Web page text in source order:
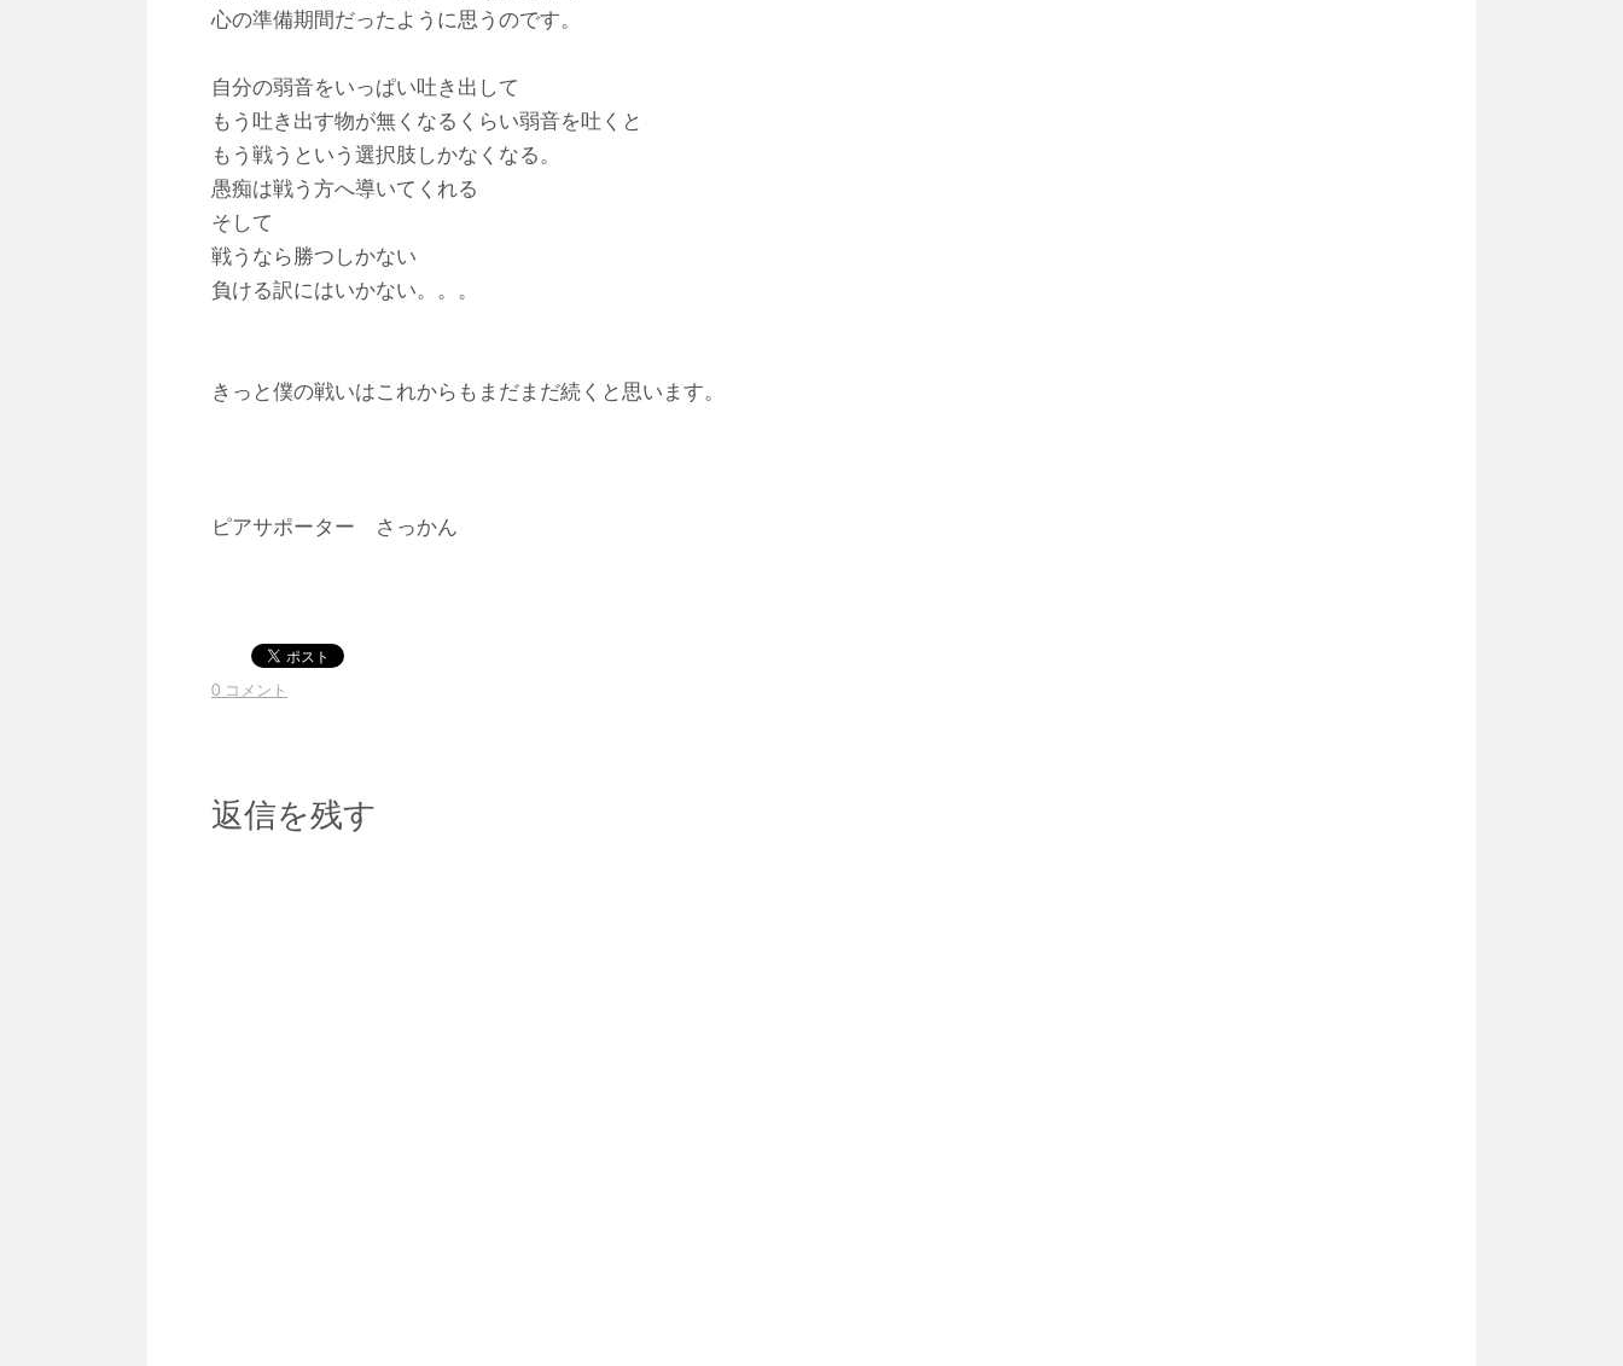
心の準備期間だったように思うのです。
自分の弱音をいっぱい吐き出して
もう吐き出す物が無くなるくらい弱音を吐くと
もう戦うという選択肢しかなくなる。
愚痴は戦う方へ導いてくれる
そして
戦うなら勝つしかない
負ける訳にはいかない。。。
きっと僕の戦いはこれからもまだまだ続くと思います。
ピアサポーター さっかん
0 コメント
返信を残す